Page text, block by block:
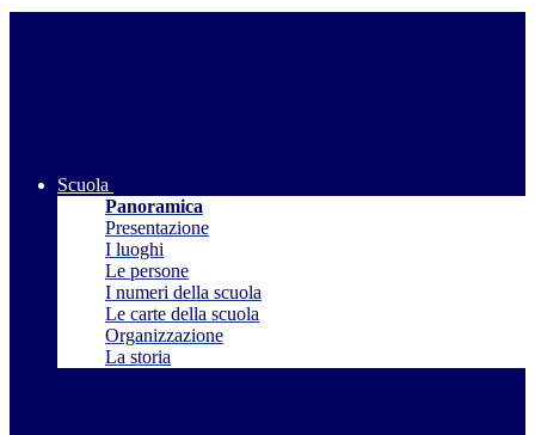
Scuola
Panoramica
Presentazione
I luoghi
Le persone
I numeri della scuola
Le carte della scuola
Organizzazione
La storia